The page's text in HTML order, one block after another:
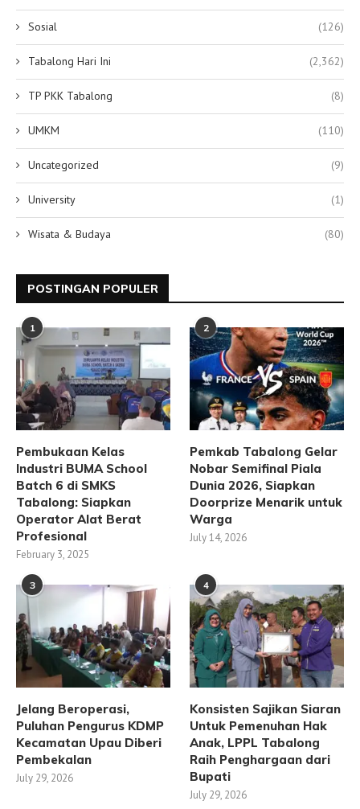
Sosial (126)
Tabalong Hari Ini (2,362)
TP PKK Tabalong (8)
UMKM (110)
Uncategorized (9)
University (1)
Wisata & Budaya (80)
POSTINGAN POPULER
1
Pembukaan Kelas
Industri BUMA School
Batch 6 di SMKS
Tabalong: Siapkan
Operator Alat Berat
Profesional
February 3, 2025
2
Pemkab Tabalong Gelar
Nobar Semifinal Piala
Dunia 2026, Siapkan
Doorprize Menarik untuk
Warga
July 14, 2026
3
Jelang Beroperasi,
Puluhan Pengurus KDMP
Kecamatan Upau Diberi
Pembekalan
July 29, 2026
4
Konsisten Sajikan Siaran
Untuk Pemenuhan Hak
Anak, LPPL Tabalong
Raih Penghargaan dari
Bupati
July 29, 2026